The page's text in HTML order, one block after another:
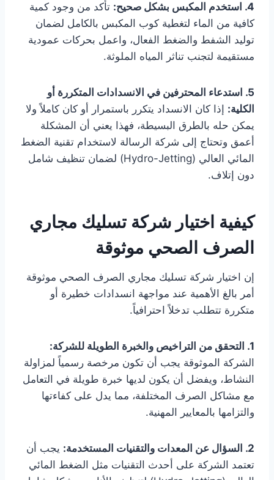
4. استخدم المكبس بشكل صحيح:
تأكد من وجود كمية
كافية من الماء لتغطية كوب المكبس بالكامل لضمان
توليد الشفط والضغط الفعال، واعمل بحركات عمودية
مستقيمة لتجنب تناثر المياه الملوثة.
5. استدعاء المحترفين في الانسدادات المتكررة أو
الكلية: إذا كان الانسداد يتكرر باستمرار أو كان كاملاً ولا
يمكن حله بالطرق البسيطة، فهذا يعني أن المشكلة
أعمق وتحتاج إلى شركة الرسالة لاستخدام تقنية الضغط
المائي العالي (Hydro-Jetting) لضمان تنظيف شامل
دون إتلاف.
كيفية اختيار شركة تسليك مجاري
الصرف الصحي موثوقة
إن اختيار شركة تسليك مجاري الصرف الصحي موثوقة
أمر بالغ الأهمية عند مواجهة انسدادات خطيرة أو
متكررة تتطلب تدخلاً احترافياً.
1. التحقق من التراخيص والخبرة الطويلة للشركة:
الشركة الموثوقة يجب أن تكون مرخصة رسمياً لمزاولة
النشاط، ويفضل أن يكون لديها خبرة طويلة في التعامل
مع مشاكل الصرف المختلفة، مما يدل على كفاءتها
والتزامها بالمعايير المهنية.
2. السؤال عن المعدات والتقنيات المستخدمة:
يجب أن
تعتمد الشركة على أحدث التقنيات مثل الضغط المائي